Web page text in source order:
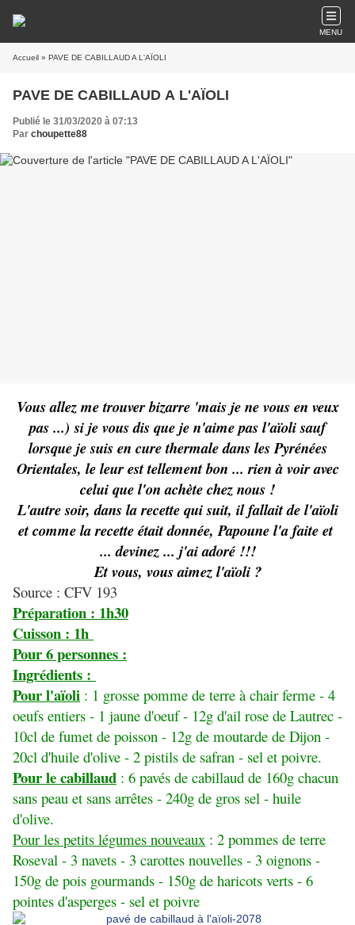
MENU
Accueil » PAVE DE CABILLAUD A L'AÏOLI
PAVE DE CABILLAUD A L'AÏOLI
Publié le 31/03/2020 à 07:13
Par choupette88
Vous allez me trouver bizarre 'mais je ne vous en veux
pas ...) si je vous dis que je n'aime pas l'aïoli sauf
lorsque je suis en cure thermale dans les Pyrénées
Orientales, le leur est tellement bon ... rien à voir avec
celui que l'on achète chez nous !
L'autre soir, dans la recette qui suit, il fallait de l'aïoli
et comme la recette était donnée, Papoune l'a faite et
... devinez ... j'ai adoré !!!
Et vous, vous aimez l'aïoli ?
Source : CFV 193
Préparation : 1h30
Cuisson : 1h
Pour 6 personnes :
Ingrédients :
Pour l'aïoli : 1 grosse pomme de terre à chair ferme - 4
oeufs entiers - 1 jaune d'oeuf - 12g d'ail rose de Lautrec -
10cl de fumet de poisson - 12g de moutarde de Dijon -
20cl d'huile d'olive - 2 pistils de safran - sel et poivre.
Pour le cabillaud : 6 pavés de cabillaud de 160g chacun
sans peau et sans arrêtes - 240g de gros sel - huile
d'olive.
Pour les petits légumes nouveaux : 2 pommes de terre
Roseval - 3 navets - 3 carottes nouvelles - 3 oignons -
150g de pois gourmands - 150g de haricots verts - 6
pointes d'asperges - sel et poivre